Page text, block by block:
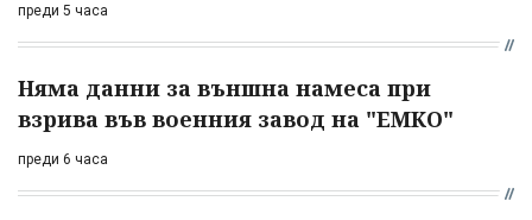
преди 5 часа
Няма данни за външна намеса при
взрива във военния завод на "ЕМКО"
преди 6 часа